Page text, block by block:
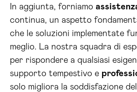
In aggiunta, forniamo
continua, un aspetto
che le soluzioni implementate
meglio. La nostra squadra di
per rispondere a qualsiasi
supporto tempestivo e
solo migliora la soddisfazione